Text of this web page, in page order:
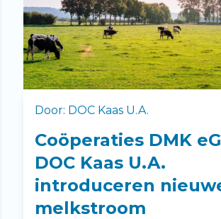
Door: DOC Kaas U.A.
Coöperaties DMK
DOC Kaas U.A.
introduceren
melkstroom